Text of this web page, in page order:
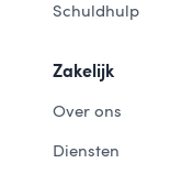
Schuldhulp
Zakelijk
Over ons
Diensten